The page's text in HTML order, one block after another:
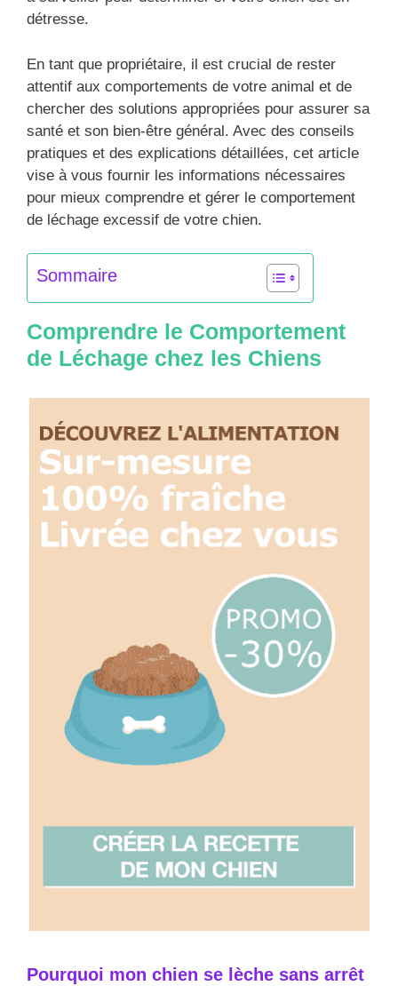
détresse.
En tant que propriétaire, il est crucial de rester
attentif aux comportements de votre animal et de
chercher des solutions appropriées pour assurer sa
santé et son bien-être général. Avec des conseils
pratiques et des explications détaillées, cet article
vise à vous fournir les informations nécessaires
pour mieux comprendre et gérer le comportement
de léchage excessif de votre chien.
Sommaire
Comprendre le Comportement
de Léchage chez les Chiens
Pourquoi mon chien se lèche sans arrêt